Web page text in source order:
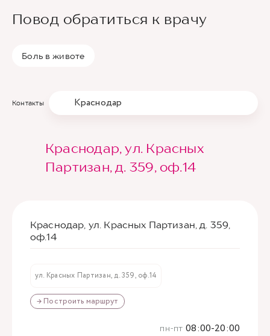
Повод обратиться к врачу
Боль в животе
Контакты Краснодар
Краснодар, ул. Красных
Партизан, д. 359, оф.14
Краснодар, ул. Красных Партизан, д. 359,
оф.14
ул. Красных Партизан, д. 359, оф.14
→ Построить маршрут
пн-пт 08:00-20:00